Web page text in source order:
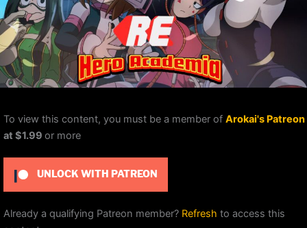
To view this content, you must be a member of Arokai's Patreon
at $1.99 or more
UNLOCK WITH PATREON
Already a qualifying Patreon member? Refresh to access this